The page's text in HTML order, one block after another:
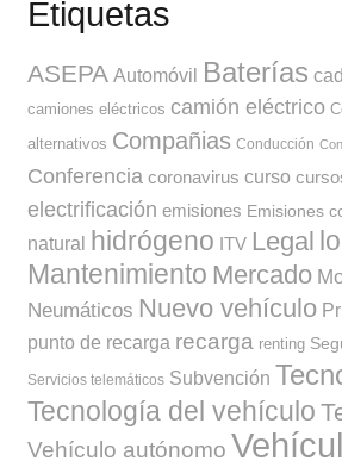
Etiquetas
ASEPA Automóvil Baterías
camiones eléctricos camión eléctrico
alternativos Compañias Conducción
Conferencia coronavirus curso
electrificación emisiones Emisiones
natural hidrógeno ITV Legal
Mantenimiento Mercado
Neumáticos Nuevo vehículo
punto de recarga recarga renting
Servicios telemáticos Subvención
Tecnología del vehículo
Vehículo autónomo